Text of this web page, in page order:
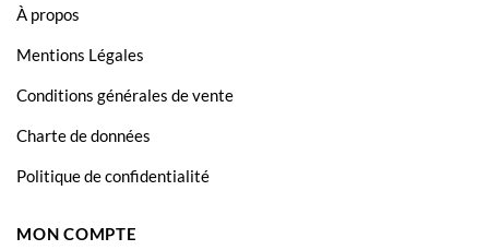
À propos
Mentions Légales
Conditions générales de vente
Charte de données
Politique de confidentialité
MON COMPTE